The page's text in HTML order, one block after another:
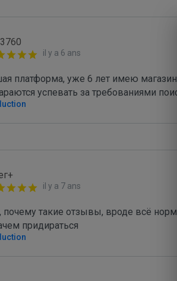
il y a 6 ans
платформа, уже 6 лет имею магазин
успевать за требованиями
il y a 7 ans
такие отзывы, вроде всё
придираться